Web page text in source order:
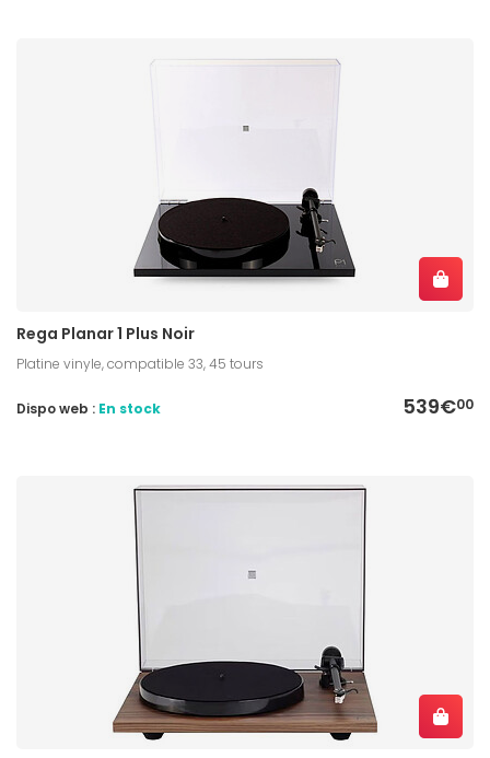
Rega Planar 1 Plus Noir
Platine vinyle, compatible 33, 45 tours
539€00
Dispo web : En stock